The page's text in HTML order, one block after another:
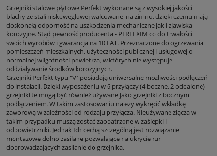
Grzejniki stalowe płytowe Perfekt wykonane są z wysokiej jakości
blachy ze stali niskowęglowej walcowanej na zimno, dzięki czemu mają
doskonałą odporność na uszkodzenia mechaniczne jak i zjawiska
korozyjne. Stąd pewność producenta - PERFEXIM co do trwałości
swoich wyrobów i gwarancja na 10 LAT. Przeznaczone do ogrzewania
pomieszczeń mieszkalnych, użyteczności publicznej i usługowej o
normalnej wilgotności powietrza, w których nie występuje
oddziaływanie środków korozyjnych.
Grzejniki Perfekt typu "V" posiadają uniwersalne możliwości podłączeń
do instalacji. Dzięki wyposażeniu w 6 przyłączy (4 boczne, 2 oddalone)
grzejniki te mogą być również używane jako grzejniki z bocznym
podłączeniem. W takim zastosowaniu należy wykręcić wkładkę
zaworową w zależności od rodzaju przyłącza. Nieużywane złącza w
takim przypadku muszą zostać zaopatrzone w zaślepki i
odpowietrzniki. Jednak Ich cechą szczególną jest rozwiązanie
montażowe dolno zasilane pozwalające na ukrycie rur
doprowadzających zasilanie do grzejnika.